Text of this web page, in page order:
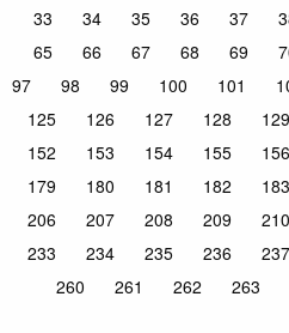
33
34 35 36 37
65
66 67 68 69
97
98 99 100 101
125
126 127 128 129
152
153 154 155 156
179
180 181 182 183
206
207 208 209 210
233
234 235 236 237
260
261 262 263